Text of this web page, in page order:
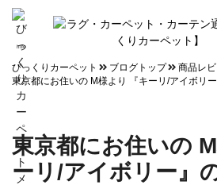
info
びっくりカーペット ブログトップ
商品レ
東京都にお住いの M様より 『キーリ/アイボリ
東京都にお住いの
ーリ/アイボリー』